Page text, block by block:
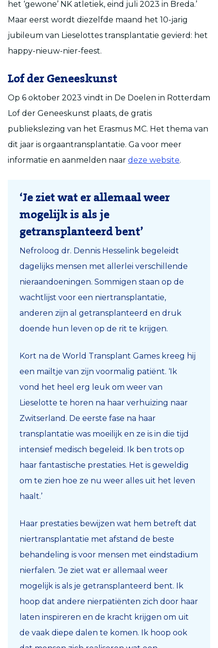
het ‘gewone’ NK atletiek, eind juli 2023 in Breda.’
Maar eerst wordt diezelfde maand het 10-jarig
jubileum van Lieselottes transplantatie gevierd: het
happy-nieuw-nier-feest.
Lof der Geneeskunst
Op 6 oktober 2023 vindt in De Doelen in Rotterdam
Lof der Geneeskunst plaats, de gratis
publiekslezing van het Erasmus MC. Het thema van
dit jaar is orgaantransplantatie. Ga voor meer
informatie en aanmelden naar deze website.
‘Je ziet wat er allemaal weer
mogelijk is als je
getransplanteerd bent’
Nefroloog dr. Dennis Hesselink begeleidt
dagelijks mensen met allerlei verschillende
nieraandoeningen. Sommigen staan op de
wachtlijst voor een niertransplantatie,
anderen zijn al getransplanteerd en druk
doende hun leven op de rit te krijgen.
Kort na de World Transplant Games kreeg hij
een mailtje van zijn voormalig patiënt. ‘Ik
vond het heel erg leuk om weer van
Lieselotte te horen na haar verhuizing naar
Zwitserland. De eerste fase na haar
transplantatie was moeilijk en ze is in die tijd
intensief medisch begeleid. Ik ben trots op
haar fantastische prestaties. Het is geweldig
om te zien hoe ze nu weer alles uit het leven
haalt.’
Haar prestaties bewijzen wat hem betreft dat
niertransplantatie met afstand de beste
behandeling is voor mensen met eindstadium
nierfalen. ‘Je ziet wat er allemaal weer
mogelijk is als je getransplanteerd bent. Ik
hoop dat andere nierpatiënten zich door haar
laten inspireren en de kracht krijgen om uit
de vaak diepe dalen te komen. Ik hoop ook